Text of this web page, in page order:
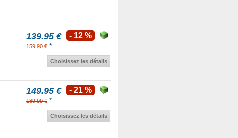
139.95 €
159.90 € *
- 12 %
Choisissez les détails
149.95 €
189.99 € *
- 21 %
Choisissez les détails